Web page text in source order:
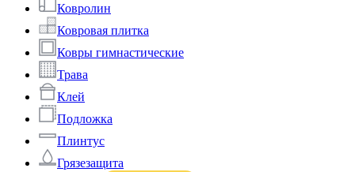
Ковролин
Ковровая плитка
Ковры гимнастические
Трава
Клей
Подложка
Плинтус
Грязезащита